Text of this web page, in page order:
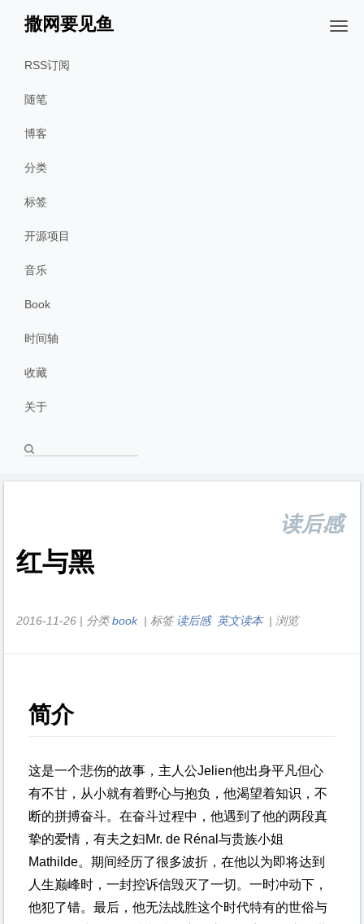
撒网要见鱼
RSS订阅
随笔
博客
分类
标签
开源项目
音乐
Book
时间轴
收藏
关于
红与黑
2016-11-26 | 分类book | 标签读后感 英文读本 | 浏览
读后感
简介
这是一个悲伤的故事，主人公Jelien他出身平凡但心
有不甘，从小就有着野心与抱负，他渴望着知识，不
断的拼搏奋斗。在奋斗过程中，他遇到了他的两段真
挚的爱情，有夫之妇Mr. de Rénal与贵族小姐
Mathilde。期间经历了很多波折，在他以为即将达到
人生巅峰时，一封控诉信毁灭了一切。一时冲动下，
他犯了错。最后，他无法战胜这个时代特有的世俗与